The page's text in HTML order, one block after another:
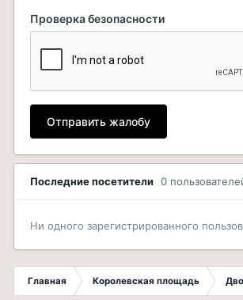
Проверка безопасности
Отправить жалобу
Последние посетители 0
Ни одного зарегистрированного
Главная Королевская площадь